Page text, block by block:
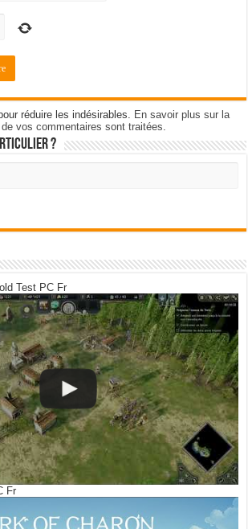
réduire les indésirables. En savoir plus sur la
vos commentaires sont traitées.
?
Test PC Fr
Fr